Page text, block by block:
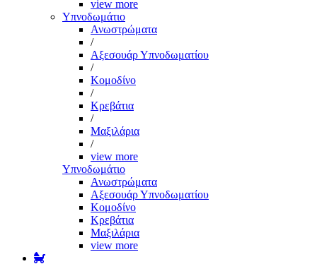
view more
Υπνοδωμάτιο
Ανωστρώματα
/
Αξεσουάρ Υπνοδωματίου
/
Κομοδίνο
/
Κρεβάτια
/
Μαξιλάρια
/
view more
Υπνοδωμάτιο
Ανωστρώματα
Αξεσουάρ Υπνοδωματίου
Κομοδίνο
Κρεβάτια
Μαξιλάρια
view more